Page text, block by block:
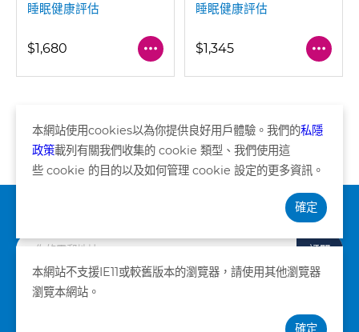
睡眠健康評估
$1,680
睡眠健康評估
$1,345
頁 共1頁
訂閱
私隱政策 條款及細則
本網站使用cookies以為你提供良好用戶體驗。我們的私隱
政策載列有關我們收集的 cookie 類型、我們使用這
些 cookie 的目的以及如何管理 cookie 設定的更多資訊。
確定
本網站不支援IE11或較舊版本的瀏覽器，請使用其他瀏覽器
瀏覽本網站。
確定